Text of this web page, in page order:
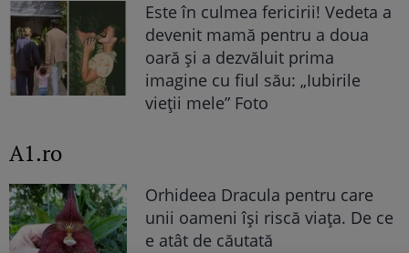
Este în culmea fericirii! Vedeta a
devenit mamă pentru a doua
oară și a dezvăluit prima
imagine cu fiul său: „Iubirile
vieții mele” Foto
A1.ro
Orhideea Dracula pentru care
unii oameni își riscă viața. De ce
e atât de căutată